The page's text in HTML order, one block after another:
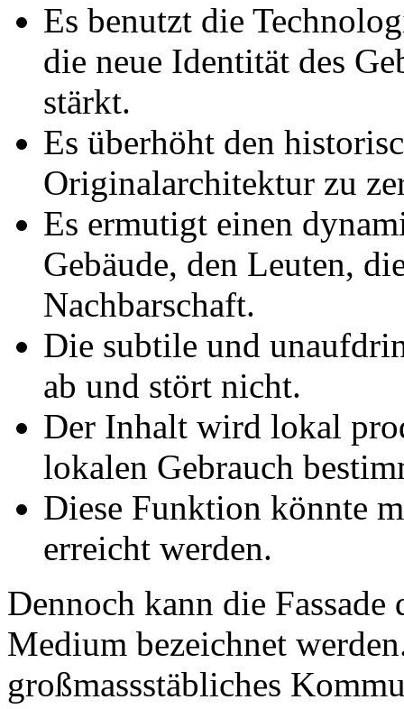
Es benutzt die
die neue Identität des
stärkt.
Es überhöht den
Originalarchitektur zu
Es ermutigt einen
Gebäude, den Leuten,
Nachbarschaft.
Die subtile und
ab und stört nicht.
Der Inhalt wird lokal
lokalen Gebrauch
Diese Funktion könnte
erreicht werden.
Dennoch kann die
Medium bezeichnet
großmassstäbliches